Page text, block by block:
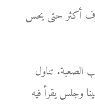
أكثر حتى يحس
الصعبة. تناول
وجلس يقرأ فيه